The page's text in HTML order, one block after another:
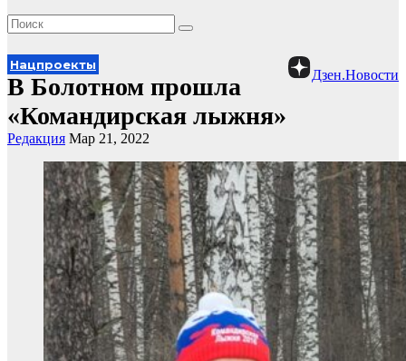
Дзен.Новости
Нацпроекты
В Болотном прошла
«Командирская лыжня»
Редакция Мар 21, 2022